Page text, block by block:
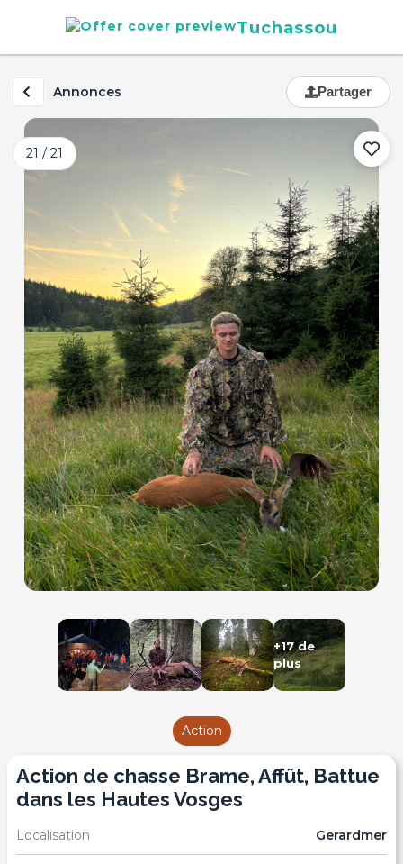
Tuchassou
Annonces Partager
+17 de
plus
21 / 21
Action
Action de chasse Brame, Affût, Battue
dans les Hautes Vosges
Localisation Gerardmer